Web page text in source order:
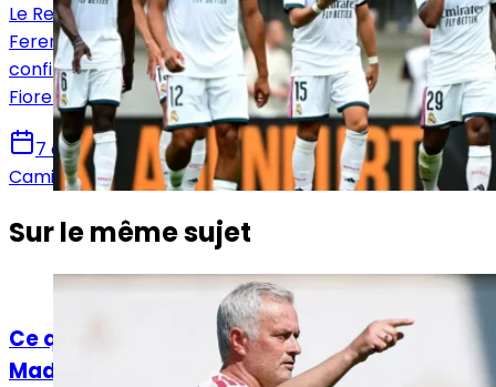
Le Real Madrid poursuit sa préparation estivale face à
Ferencváros en Hongrie. Les Merengue veulent
confirmer leurs progrès après leur match nul contre la
Fiorentina.
7 août 2026
Camille Santos
Sur le même sujet
Actualités
Ce que Mourinho a déjà changé au Real
Madrid